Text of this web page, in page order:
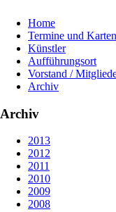
Home
Termine und Karten
Künstler
Aufführungsort
Vorstand /
Archiv
Archiv
2013
2012
2011
2010
2009
2008